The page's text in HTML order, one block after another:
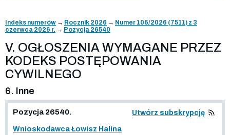
Indeks numerów → Rocznik 2026 → Numer 106/2026 (7511) z 3
czerwca 2026 r. → Pozycja 26540
V. OGŁOSZENIA WYMAGANE PRZEZ
KODEKS POSTĘPOWANIA
CYWILNEGO
6. Inne
Pozycja 26540. Utwórz subskrypcję
Wnioskodawca Łowisz Halina